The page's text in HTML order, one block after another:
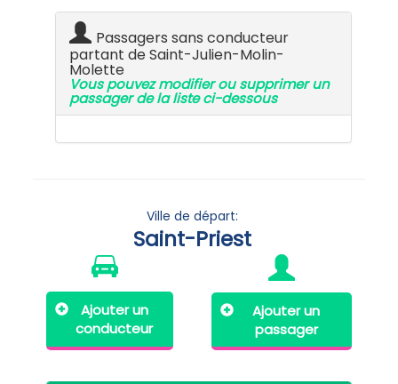
Passagers sans conducteur
partant de Saint-Julien-Molin-
Molette
Vous pouvez modifier ou supprimer un
passager de la liste ci-dessous
Ville de départ:
Saint-Priest
Ajouter un
conducteur
Ajouter un
passager